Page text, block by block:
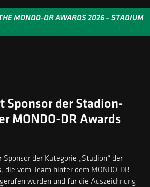
MONDO-DR AWARDS 2026 – STADIUM
Sponsor der Stadion-
MONDO-DR Awards
der Kategorie „Stadion“ der
die vom Team hinter dem MONDO-DR-
wurden und für die Auszeichnung